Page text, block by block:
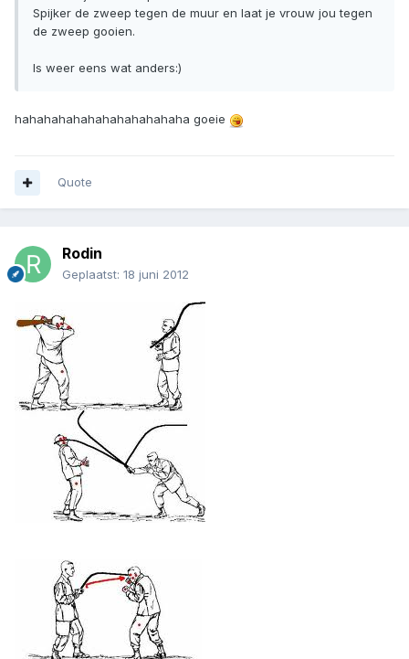
Spijker de zweep tegen de muur en laat je vrouw jou tegen
de zweep gooien.
Is weer eens wat anders:)
hahahahahahahahahahahaha goeie
Quote
Rodin
Geplaatst: 18 juni 2012